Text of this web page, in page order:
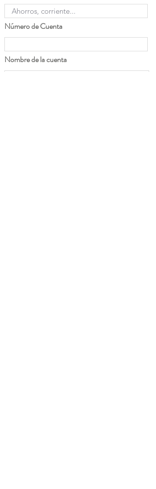
Número de Cuenta
Nombre de la cuenta